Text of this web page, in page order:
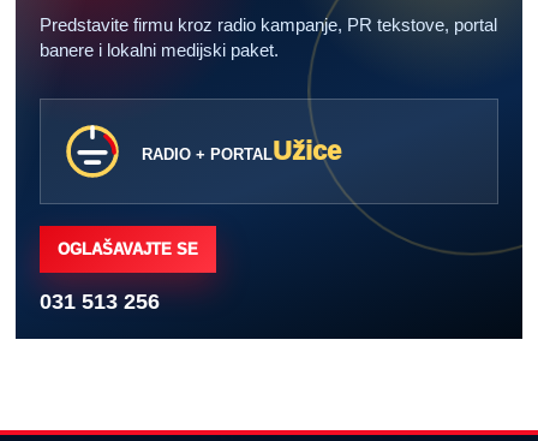
Predstavite firmu kroz radio kampanje, PR tekstove, portal
banere i lokalni medijski paket.
RADIO + PORTALUžice
OGLAŠAVAJTE SE
031 513 256